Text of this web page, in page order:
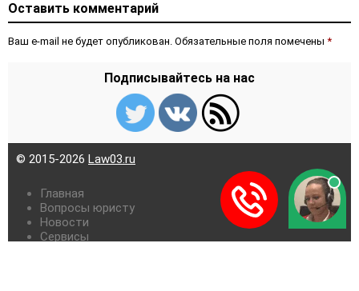
Оставить комментарий
Ваш e-mail не будет опубликован. Обязательные поля помечены *
Подписывайтесь на нас
© 2015-2026 Law03.ru
Главная
Вопросы юристу
Новости
Сервисы